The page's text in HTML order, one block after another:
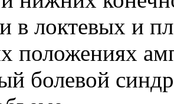
в локтевых и
положениях
болевой